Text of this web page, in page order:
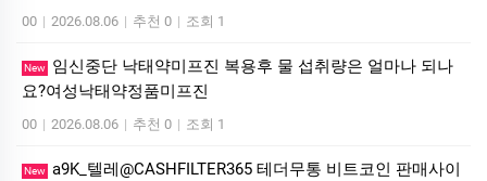
00 | 2026.08.06 | 추천 0 | 조회 1
New
임신중단 낙태약미프진 복용후 물 섭취량은 얼마나 되나
요?여성낙­태약정품미­프진
00 | 2026.08.06 | 추천 0 | 조회 1
New a9K_텔레@CASHFILTER365 테더무통 비트코인 판매사이